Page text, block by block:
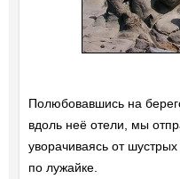
Полюбовавшись на
вдоль неё отели, мы
уворачиваясь от
по лужайке.